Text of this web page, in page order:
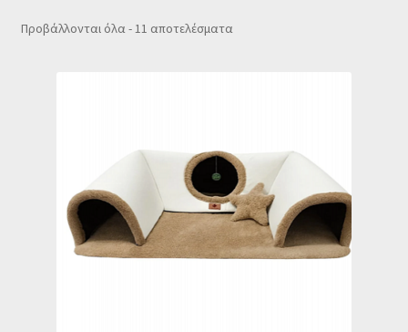
Ο λογαριασμός μου
Προβάλλονται όλα - 11 αποτελέσματαSorted